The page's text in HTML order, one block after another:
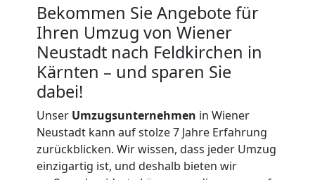
Bekommen Sie Angebote für
Ihren Umzug von Wiener
Neustadt nach Feldkirchen in
Kärnten – und sparen Sie
dabei!
Unser Umzugsunternehmen in Wiener
Neustadt kann auf stolze 7 Jahre Erfahrung
zurückblicken. Wir wissen, dass jeder Umzug
einzigartig ist, und deshalb bieten wir
Neustadt
Anfrage
Möbeltransport
National